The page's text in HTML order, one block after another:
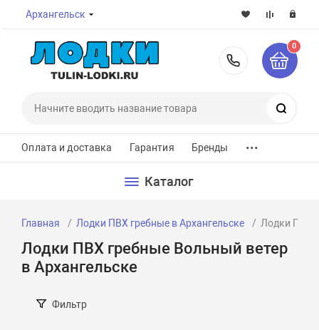
Архангельск
8-800-
0
Оплата и доставка Гарантия Бренды ...
Каталог
Главная Лодки ПВХ гребные в Архангельске Лодки ПВХ
Лодки ПВХ гребные Вольный ветер
в Архангельске
Фильтр